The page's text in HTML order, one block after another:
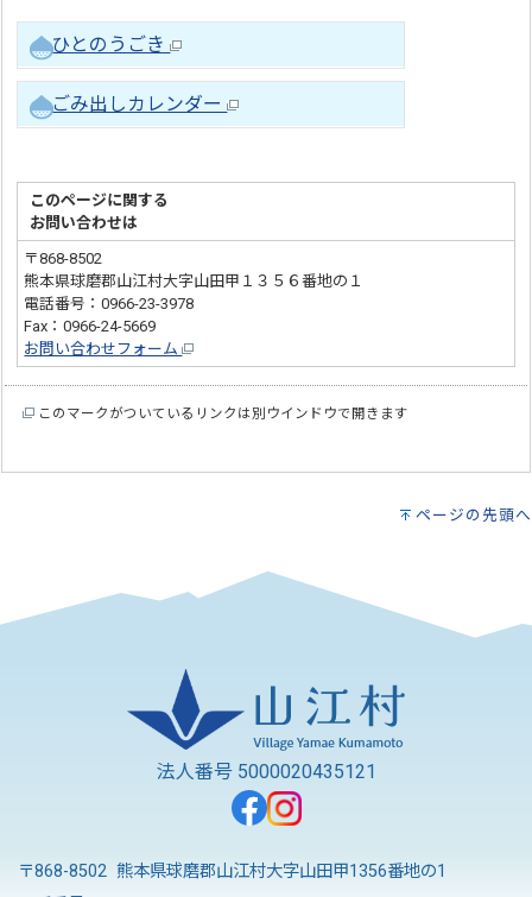
ひとのうごき
ごみ出しカレンダー
このページに関する
お問い合わせは
〒868-8502
熊本県球磨郡山江村大字山田甲１３５６番地の１
電話番号：0966-23-3978
Fax：0966-24-5669
お問い合わせフォーム
このマークがついているリンクは別ウインドウで開きます
ページの先頭へ
法人番号 5000020435121
〒868-8502 熊本県球磨郡山江村大字山田甲1356番地の1